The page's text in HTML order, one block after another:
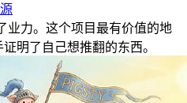
业力。这个项目最有价值的地
明了自己想推翻的东西。